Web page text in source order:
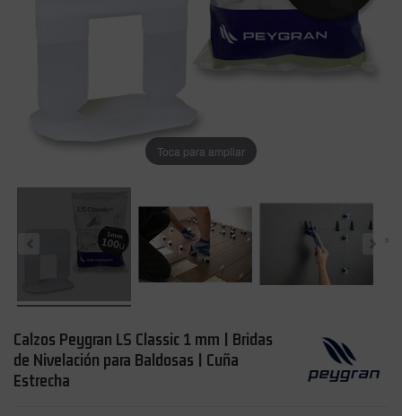
Toca para ampliar
Calzos Peygran LS Classic 1 mm | Bridas
de Nivelación para Baldosas | Cuña
Estrecha